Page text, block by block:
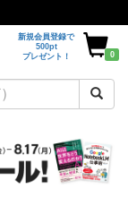
新規会員登録で
500pt
プレゼント！
0